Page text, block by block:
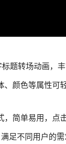
题转场动画，丰
、颜色等属性可
，简单易用，点
足不同用户的需